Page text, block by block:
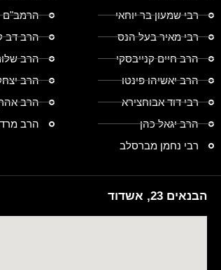
רבי שמעון בר יוחאי
רבי מאיר בעל הנס
הרב חיים קנייבסקי
הרב יאשיהו פינטו
רבי דוד אבוחצירא
הרב יגאל כהן
רבי נחמן מברסלב
הרמב"ם
הרב דב
הרב
הרב
הרב
הרב
הבנאים 23, אשדוד